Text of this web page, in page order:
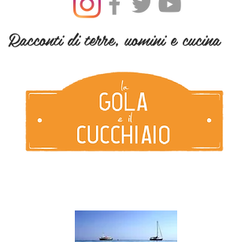
Racconti di terre, uomini e cucina